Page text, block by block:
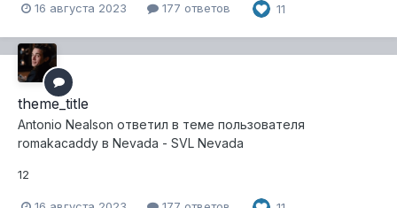
16 августа 2023 177 ответов 11
theme_title
Antonio Nealson ответил в теме пользователя
romakacaddy в Nevada - SVL Nevada
12